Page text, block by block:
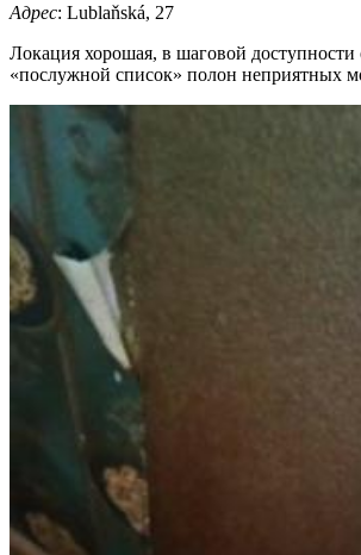
Адрес: Lublaňská, 27
Локация хорошая, в шаговой доступности
«послужной список» полон неприятных